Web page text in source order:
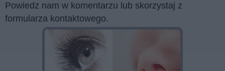
Powiedz nam w komentarzu lub skorzystaj z
formularza kontaktowego.